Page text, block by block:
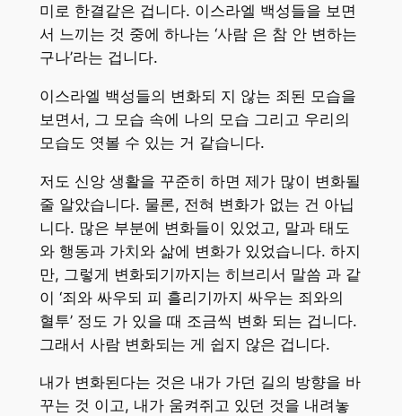
미로 한결같은 겁니다. 이스라엘 백성들을 보면
서 느끼는 것 중에 하나는 ‘사람 은 참 안 변하는
구나’라는 겁니다.
이스라엘 백성들의 변화되 지 않는 죄된 모습을
보면서, 그 모습 속에 나의 모습 그리고 우리의
모습도 엿볼 수 있는 거 같습니다.
저도 신앙 생활을 꾸준히 하면 제가 많이 변화될
줄 알았습니다. 물론, 전혀 변화가 없는 건 아닙
니다. 많은 부분에 변화들이 있었고, 말과 태도
와 행동과 가치와 삶에 변화가 있었습니다. 하지
만, 그렇게 변화되기까지는 히브리서 말씀 과 같
이 ‘죄와 싸우되 피 흘리기까지 싸우는 죄와의
혈투’ 정도 가 있을 때 조금씩 변화 되는 겁니다.
그래서 사람 변화되는 게 쉽지 않은 겁니다.
내가 변화된다는 것은 내가 가던 길의 방향을 바
꾸는 것 이고, 내가 움켜쥐고 있던 것을 내려놓